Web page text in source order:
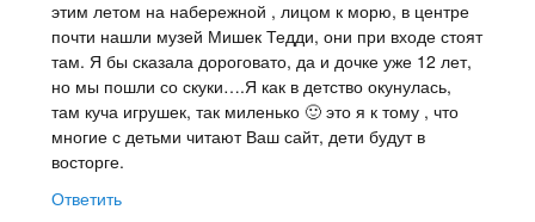
этим летом на набережной , лицом к морю, в центре
почти нашли музей Мишек Тедди, они при входе стоят
там. Я бы сказала дороговато, да и дочке уже 12 лет,
но мы пошли со скуки….Я как в детство окунулась,
там куча игрушек, так миленько 🙂 это я к тому , что
многие с детьми читают Ваш сайт, дети будут в
восторге.
Ответить